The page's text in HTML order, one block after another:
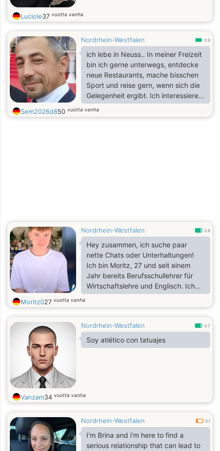
Luciole37 vuotta vanha
Nordrhein-Westfalen 0.9
ich lebe in Neuss.. In meiner Freizeit
bin ich gerne unterwegs, entdecke
neue Restaurants, mache bisschen
Sport und reise gern, wenn sich die
Gelegenheit ergibt. Ich interessiere
mich für verschiedene Kulturen und
finde es spannend, wie
Sem2026d850 vuotta vanha
Nordrhein-Westfalen 0.8
Hey zusammen, ich suche paar
nette Chats oder Unterhaltungen!
Ich bin Moritz, 27 und seit einem
Jahr bereits Berufsschullehrer für
Wirtschaftslehre und Englisch. Ich
liebe daher auch die USA, Englisch
und alles, was damit verbunden ist.
Moritz027 vuotta vanha
Nordrhein-Westfalen 0.7
Soy atlético con tatuajes
Vanzam34 vuotta vanha
Nordrhein-Westfalen 0.1
I'm Brina and i'm here to find a
serious relationship that can lead to